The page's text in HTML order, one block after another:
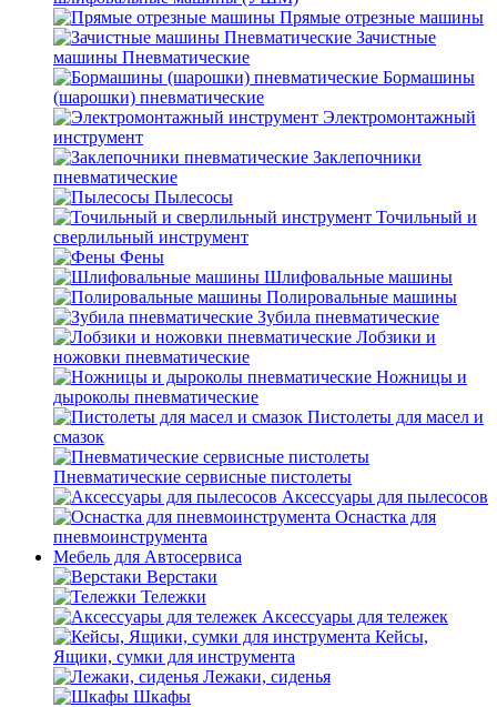
Прямые отрезные машины
Зачистные
машины Пневматические
Бормашины
(шарошки) пневматические
Электромонтажный
инструмент
Заклепочники
пневматические
Пылесосы
Точильный и
сверлильный инструмент
Фены
Шлифовальные машины
Полировальные машины
Зубила пневматические
Лобзики и
ножовки пневматические
Ножницы и
дыроколы пневматические
Пистолеты для масел и
смазок
Пневматические сервисные пистолеты
Аксессуары для пылесосов
Оснастка для
пневмоинструмента
Мебель для Автосервиса
Верстаки
Тележки
Аксессуары для тележек
Кейсы,
Ящики, сумки для инструмента
Лежаки, сиденья
Шкафы